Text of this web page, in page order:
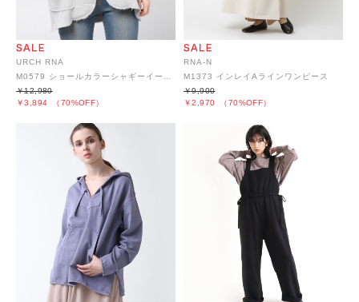
URCH RNA
￥3,894 （70%OFF）
￥12,980
RNA-N
M1373 インレイAラインワンピース
￥2,970 （70%OFF）
￥9,900